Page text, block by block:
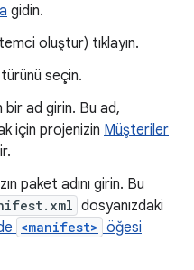
gidin.
oluştur) tıklayın.
seçin.
ad girin. Bu ad,
için projenizin Müşteriler
paket adını girin. Bu
dosyanızdaki
<manifest> öğesi